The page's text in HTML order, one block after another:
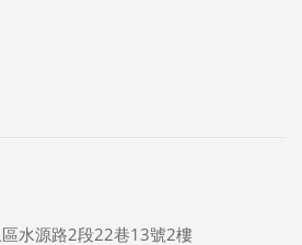
水源路2段22巷13號2樓